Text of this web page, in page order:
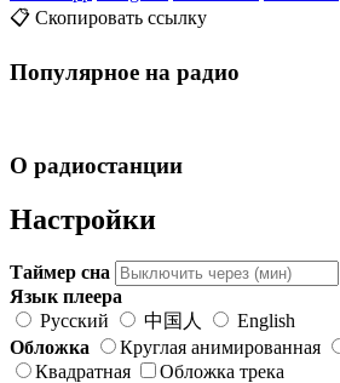
📋 Скопировать ссылку
Популярное на радио
О радиостанции
Настройки
Таймер сна
Язык плеера
Русский
中国人
English
Обложка
Круглая анимированная
Квадратная
Обложка трека